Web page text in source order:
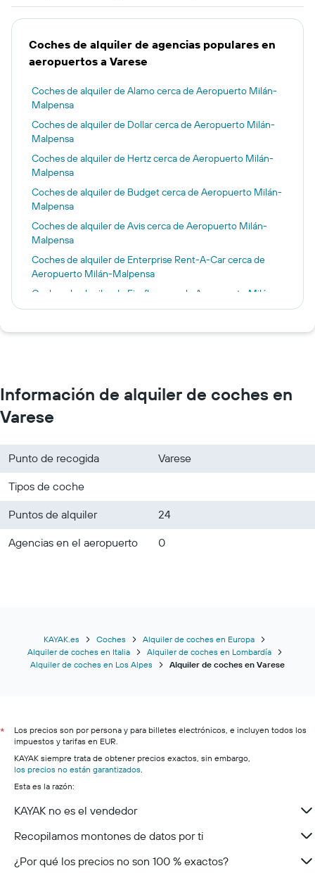
Coches de alquiler de agencias populares en
aeropuertos a Varese
Coches de alquiler de Alamo cerca de Aeropuerto Milán-
Malpensa
Coches de alquiler de Dollar cerca de Aeropuerto Milán-
Malpensa
Coches de alquiler de Hertz cerca de Aeropuerto Milán-
Malpensa
Coches de alquiler de Budget cerca de Aeropuerto Milán-
Malpensa
Coches de alquiler de Avis cerca de Aeropuerto Milán-
Malpensa
Coches de alquiler de Enterprise Rent-A-Car cerca de
Aeropuerto Milán-Malpensa
Coches de alquiler de Firefly cerca de Aeropuerto Milán-
Malpensa
Información de alquiler de coches en
Varese
Punto de recogida
Varese
Tipos de coche
Puntos de alquiler
24
Agencias en el aeropuerto
0
KAYAK.es Coches
Alquiler de coches en Europa
Alquiler de coches en Italia
Alquiler de coches en Lombardía
Alquiler de coches en Los Alpes
Alquiler de coches en Varese
*
Los precios son por persona y para billetes electrónicos, e incluyen todos los
impuestos y tarifas en EUR.
KAYAK siempre trata de obtener precios exactos, sin embargo,
los precios no están garantizados
Esta es la razón:
KAYAK no es el vendedor
Recopilamos montones de datos por ti
¿Por qué los precios no son 100 % exactos?